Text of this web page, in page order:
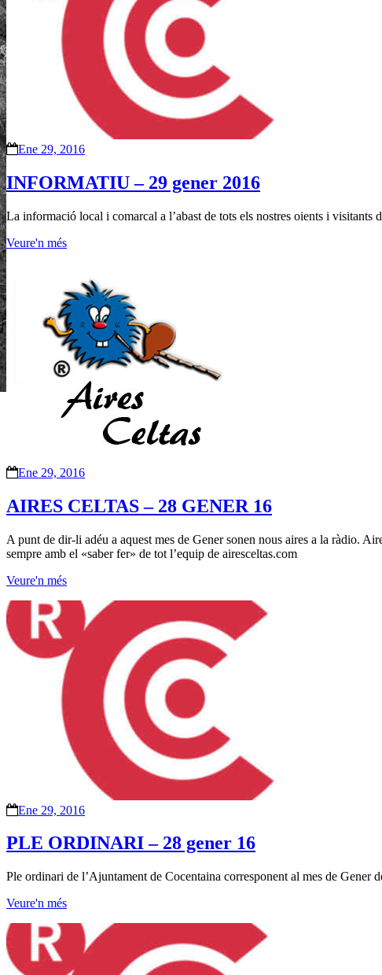
Ene 29, 2016
INFORMATIU – 29 gener 2016
La informació local i comarcal a l’abast de tots els nostres oients i
Veure'n més
Ene 29, 2016
AIRES CELTAS – 28 GENER 16
A punt de dir-li adéu a aquest mes de Gener sonen nous aires a la ràdio.
sempre amb el «saber fer» de tot l’equip de airesceltas.com
Veure'n més
Ene 29, 2016
PLE ORDINARI – 28 gener 16
Ple ordinari de l’Ajuntament de Cocentaina corresponent al mes de Gener
Veure'n més